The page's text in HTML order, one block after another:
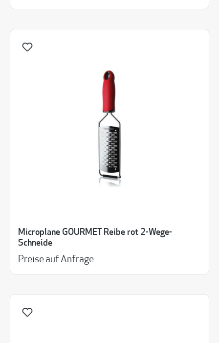
Microplane GOURMET Reibe rot 2-Wege-
Schneide
Preise auf Anfrage